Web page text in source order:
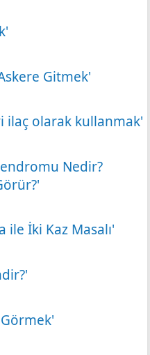
Gitmek'
ilaç olarak kullanmak'
Nedir?
ile İki Kaz Masalı'